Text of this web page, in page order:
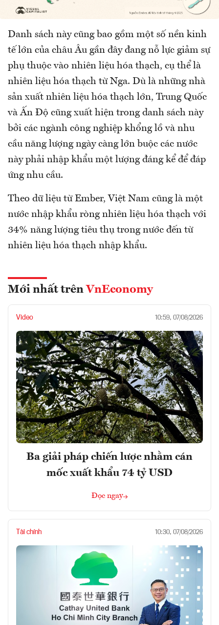
Danh sách này cũng bao gồm một số nền kinh
tế lớn của châu Âu gần đây đang nỗ lực giảm sự
phụ thuộc vào nhiên liệu hóa thạch, cụ thể là
nhiên liệu hóa thạch từ Nga. Dù là những nhà
sản xuất nhiên liệu hóa thạch lớn, Trung Quốc
và Ấn Độ cũng xuất hiện trong danh sách này
bởi các ngành công nghiệp khổng lồ và nhu
cầu năng lượng ngày càng lớn buộc các nước
này phải nhập khẩu một lượng đáng kể để đáp
ứng nhu cầu.
Theo dữ liệu từ Ember, Việt Nam cũng là một
nước nhập khẩu ròng nhiên liệu hóa thạch với
34% năng lượng tiêu thụ trong nước đến từ
nhiên liệu hóa thạch nhập khẩu.
Mới nhất trên VnEconomy
Video 10:59, 07/08/2026
Ba giải pháp chiến lược nhằm cán
mốc xuất khẩu 74 tỷ USD
Đọc ngay
Tài chính 10:30, 07/08/2026